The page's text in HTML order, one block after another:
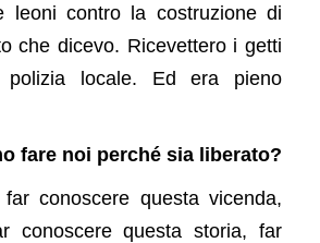
leoni contro la costruzione di
che dicevo. Ricevettero i getti
polizia locale. Ed era pieno
fare noi perché sia liberato?
conoscere questa vicenda,
conoscere questa storia, far